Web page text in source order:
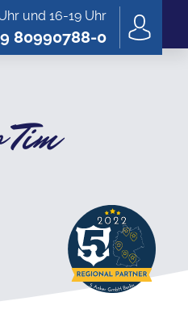
und 16-19 Uhr
80990788-0